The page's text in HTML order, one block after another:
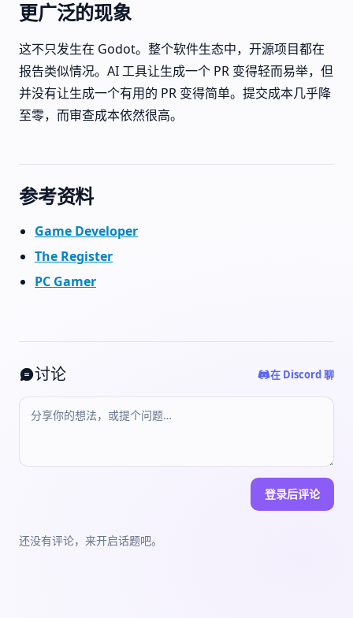
更广泛的现象
这不只发生在 Godot。整个软件生态中，开源项目都在
报告类似情况。AI 工具让生成一个 PR 变得轻而易举，但
并没有让生成一个有用的 PR 变得简单。提交成本几乎降
至零，而审查成本依然很高。
参考资料
Game Developer
The Register
PC Gamer
讨论 在 Discord 聊
登录后评论
还没有评论，来开启话题吧。